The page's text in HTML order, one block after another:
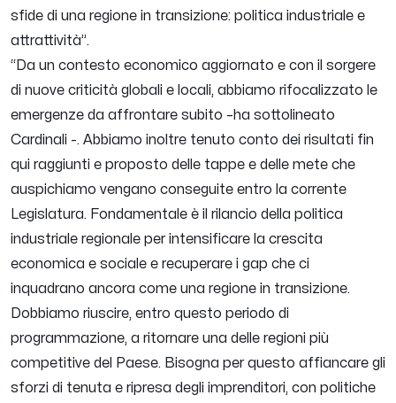
sfide di una regione in transizione: politica industriale e
attrattività”.
“ Da un contesto economico aggiornato e con il sorgere
di nuove criticità globali e locali, abbiamo rifocalizzato le
emergenze da affrontare subito –ha sottolineato
Cardinali -. Abbiamo inoltre tenuto conto dei risultati fin
qui raggiunti e proposto delle tappe e delle mete che
auspichiamo vengano conseguite entro la corrente
Legislatura. Fondamentale è il rilancio della politica
industriale regionale per intensificare la crescita
economica e sociale e recuperare i gap che ci
inquadrano ancora come una regione in transizione.
Dobbiamo riuscire, entro questo periodo di
programmazione, a ritornare una delle regioni più
competitive del Paese. Bisogna per questo affiancare gli
sforzi di tenuta e ripresa degli imprenditori, con politiche